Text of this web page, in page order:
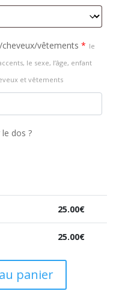
vêtements * le
le sexe, l’âge, enfant
et vêtements
dos ?
25.00€
25.00€
panier